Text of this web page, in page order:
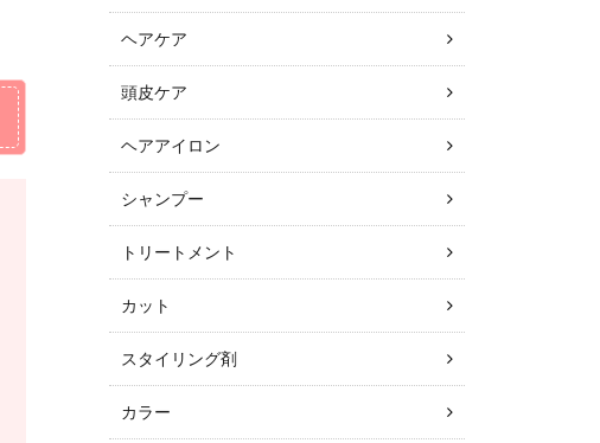
ヘアケア
頭皮ケア
ヘアアイロン
シャンプー
トリートメント
カット
スタイリング剤
カラー